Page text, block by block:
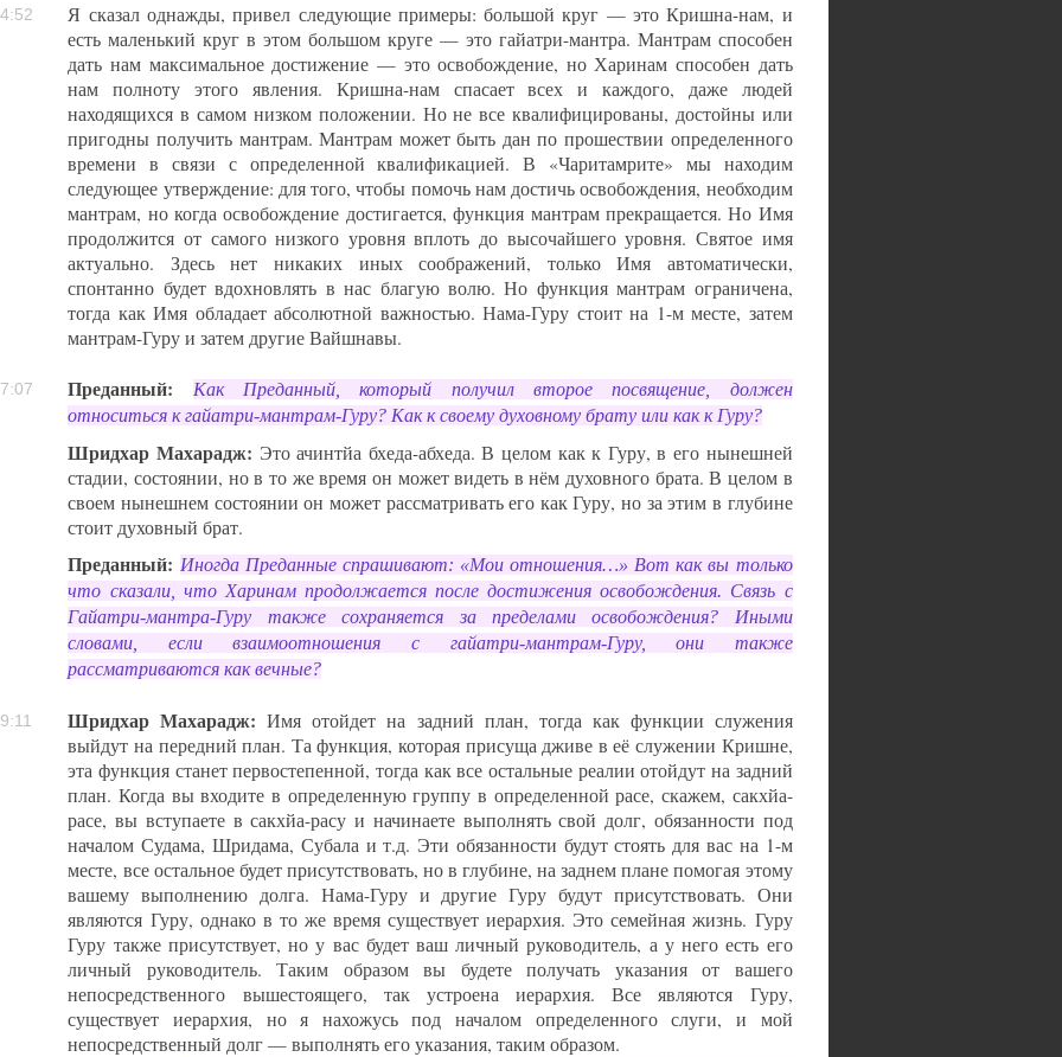
Я сказал однажды, привел следующие примеры: большой круг — это Кришна-нам, и
есть маленький круг в этом большом круге — это гайатри-мантра. Мантрам способен
дать нам максимальное достижение — это освобождение, но Харинам способен дать
нам полноту этого явления. Кришна-нам спасает всех и каждого, даже людей
находящихся в самом низком положении. Но не все квалифицированы, достойны или
пригодны получить мантрам. Мантрам может быть дан по прошествии определенного
времени в связи с определенной квалификацией. В «Чаритамрите» мы находим
следующее утверждение: для того, чтобы помочь нам достичь освобождения, необходим
мантрам, но когда освобождение достигается, функция мантрам прекращается. Но Имя
продолжится от самого низкого уровня вплоть до высочайшего уровня. Святое имя
актуально. Здесь нет никаких иных соображений, только Имя автоматически,
спонтанно будет вдохновлять в нас благую волю. Но функция мантрам ограничена,
тогда как Имя обладает абсолютной важностью. Нама-Гуру стоит на 1-м месте, затем
мантрам-Гуру и затем другие Вайшнавы.
Преданный:
Как Преданный, который получил второе посвящение, должен
относиться к гайатри-мантрам-Гуру? Как к своему духовному брату или как к Гуру?
Шридхар Махарадж: Это ачинтйа бхеда-абхеда. В целом как к Гуру, в его нынешней
стадии, состоянии, но в то же время он может видеть в нём духовного брата. В целом в
своем нынешнем состоянии он может рассматривать его как Гуру, но за этим в глубине
стоит духовный брат.
Преданный: Иногда Преданные спрашивают: «Мои отношения…» Вот как вы только
что сказали, что Харинам продолжается после достижения освобождения. Связь с
Гайатри-мантра-Гуру также сохраняется за пределами освобождения? Иными
словами, если взаимоотношения с гайатри-мантрам-Гуру, они также
рассматриваются как вечные?
Шридхар Махарадж: Имя отойдет на задний план, тогда как функции служения
выйдут на передний план. Та функция, которая присуща дживе в её служении Кришне,
эта функция станет первостепенной, тогда как все остальные реалии отойдут на задний
план. Когда вы входите в определенную группу в определенной расе, скажем, сакхйа-
расе, вы вступаете в сакхйа-расу и начинаете выполнять свой долг, обязанности под
началом Судама, Шридама, Субала и т.д. Эти обязанности будут стоять для вас на 1-м
месте, все остальное будет присутствовать, но в глубине, на заднем плане помогая этому
вашему выполнению долга. Нама-Гуру и другие Гуру будут присутствовать. Они
являются Гуру, однако в то же время существует иерархия. Это семейная жизнь. Гуру
Гуру также присутствует, но у вас будет ваш личный руководитель, а у него есть его
личный руководитель. Таким образом вы будете получать указания от вашего
непосредственного вышестоящего, так устроена иерархия. Все являются Гуру,
существует иерархия, но я нахожусь под началом определенного слуги, и мой
непосредственный долг — выполнять его указания, таким образом.